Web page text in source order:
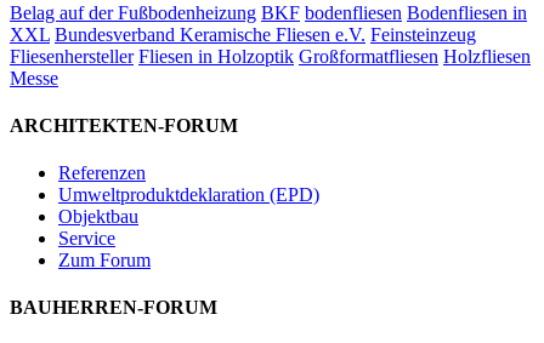
Belag auf der Fußbodenheizung BKF bodenfliesen Bodenfliesen in
XXL Bundesverband Keramische Fliesen e.V. Feinsteinzeug
Fliesenhersteller Fliesen in Holzoptik Großformatfliesen Holzfliesen
Messe
ARCHITEKTEN-FORUM
Referenzen
Umweltproduktdeklaration (EPD)
Objektbau
Service
Zum Forum
BAUHERREN-FORUM